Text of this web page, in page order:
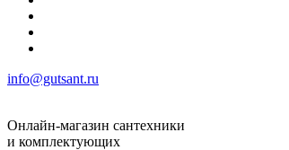
info@gutsant.ru
Онлайн-магазин сантехники
и комплектующих